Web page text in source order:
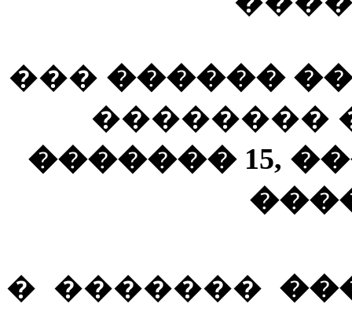
��� ������
��������
������� 15,
� �������